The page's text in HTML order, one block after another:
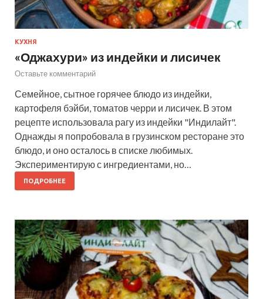
КУХНЯ
«Оджахури» из индейки и лисичек
Оставьте комментарий
Семейное, сытное горячее блюдо из индейки,
картофеля бэйби, томатов черри и лисичек. В этом
рецепте использовала рагу из индейки "Индилайт".
Однажды я попробовала в грузинском ресторане это
блюдо, и оно осталось в списке любимых.
Экспериментирую с ингредиентами, но…
ПОДРОБНЕЕ